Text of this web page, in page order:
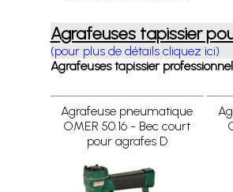
Agrafeuses tapissier
(pour plus de détails cliquez ici)
Agrafeuses tapissier
Agrafeuse pneumatique
OMER 50.16 - Bec court
pour agrafes D